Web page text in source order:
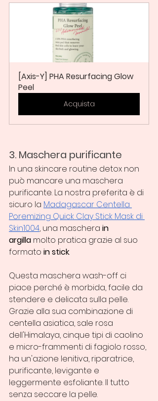
[Axis-Y] PHA Resurfacing Glow
Peel
Acquista
3. Maschera purificante
In una skincare routine detox non
può mancare una maschera
purificante. La nostra preferita è di
sicuro la Madagascar Centella
Poremizing Quick Clay Stick Mask di
Skin1004, una maschera in
argilla molto pratica grazie al suo
formato in stick.
Questa maschera wash-off ci
piace perché è morbida, facile da
stendere e delicata sulla pelle.
Grazie alla sua combinazione di
centella asiatica, sale rosa
dell'Himalaya, cinque tipi di caolino
e micro-frammenti di fagiolo rosso,
ha un'azione lenitiva, riparatrice,
purificante, levigante e
leggermente esfoliante. Il tutto
senza seccare la pelle.